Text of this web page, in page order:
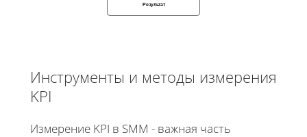
Результат
Инструменты и методы измерения
KPI
Измерение KPI в SMM - важная часть